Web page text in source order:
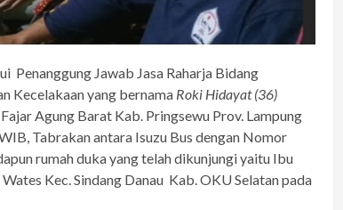
Penanggung Jawab Jasa Raharja Bidang
Kecelakaan yang bernama Roki Hidayat (36)
Agung Barat Kab. Pringsewu Prov. Lampung
Tabrakan antara Isuzu Bus dengan Nomor
rumah duka yang telah dikunjungi yaitu Ibu
Kec. Sindang Danau Kab. OKU Selatan pada